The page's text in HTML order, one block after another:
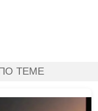
ТЕМЕ